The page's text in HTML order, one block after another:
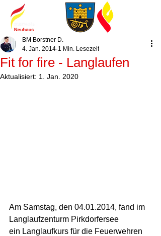
Fit for fire - Langlaufen
BM Borstner D.
4. Jan. 2014 1 Min. Lesezeit
Aktualisiert: 1. Jan. 2020
Am Samstag, den 04.01.2014, fand im
Langlaufzenturm Pirkdorfersee
ein Langlaufkurs für die Feuerwehren